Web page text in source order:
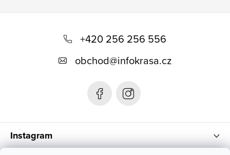
Instagram
+420 256 256 556
obchod@infokrasa.cz